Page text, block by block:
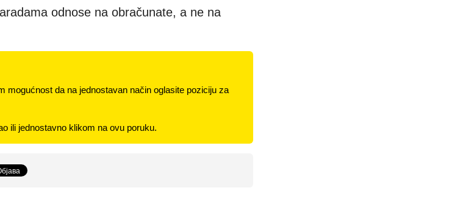
odnose na obračunate, a ne na
mogućnost da na jednostavan način oglasite poziciju za
ili jednostavno klikom na ovu poruku.